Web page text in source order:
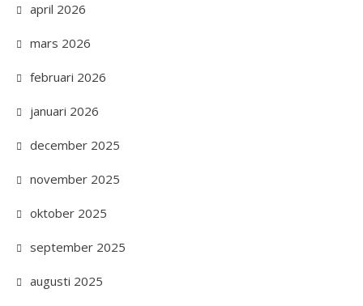
april 2026
mars 2026
februari 2026
januari 2026
december 2025
november 2025
oktober 2025
september 2025
augusti 2025